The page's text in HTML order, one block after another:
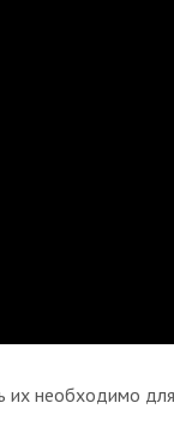
необходимо